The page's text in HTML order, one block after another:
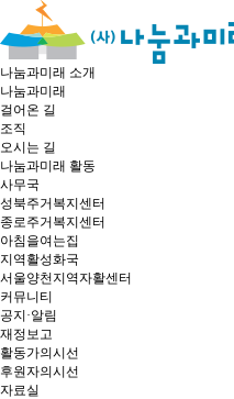
나눔과미래 소개
나눔과미래
걸어온 길
조직
오시는 길
나눔과미래 활동
사무국
성북주거복지센터
종로주거복지센터
아침을여는집
지역활성화국
서울양천지역자활센터
커뮤니티
공지·알림
재정보고
활동가의시선
후원자의시선
자료실